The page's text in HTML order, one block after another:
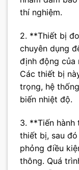
thí nghiệm.
2. **Thiết bị
chuyên dụng
định động của
Các thiết bị
trọng, hệ
biến nhiệt độ.
3. **Tiến
thiết bị, sau
phỏng điều
thông. Quá